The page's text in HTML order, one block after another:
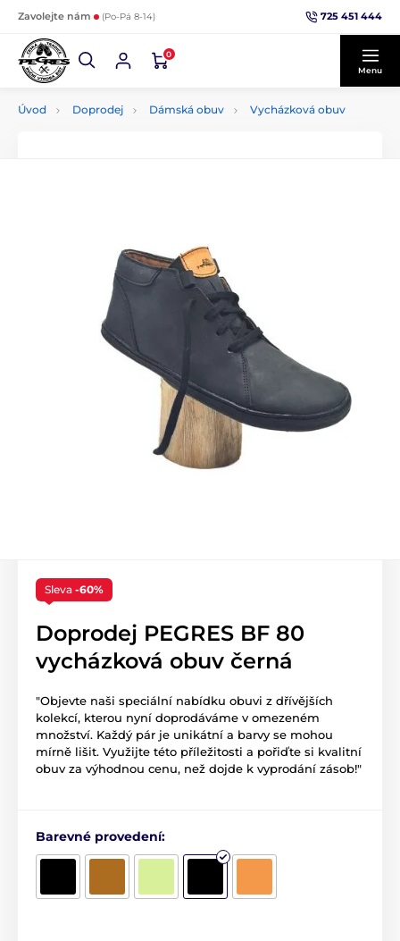
Zavolejte nám (Po-Pá 8-14) 725 451 444
0
Menu
Úvod Doprodej Dámská obuv Vycházková obuv
Sleva -60%
Doprodej PEGRES BF 80
vycházková obuv černá
"Objevte naši speciální nabídku obuvi z dřívějších
kolekcí, kterou nyní doprodáváme v omezeném
množství. Každý pár je unikátní a barvy se mohou
mírně lišit. Využijte této příležitosti a pořiďte si kvalitní
obuv za výhodnou cenu, než dojde k vyprodání zásob!"
Barevné provedení: